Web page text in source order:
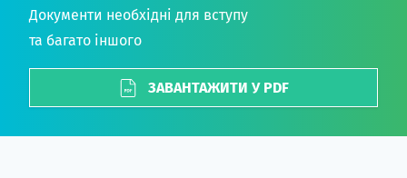
Документи необхідні для вступу
та багато іншого
ЗАВАНТАЖИТИ У PDF